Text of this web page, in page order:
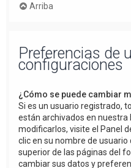
Arriba
Preferencias de
configuraciones
¿Cómo se puede cambiar
Si es un usuario registrado,
están archivados en nuestra
modificarlos, visite el Panel
clic en su nombre de
superior de las páginas del
cambiar sus datos y